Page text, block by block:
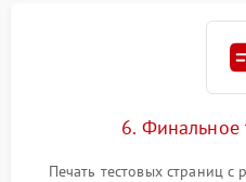
6. Финальное
Печать тестовых страниц с